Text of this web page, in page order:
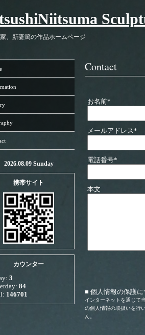
、新妻篤の作品ホームページ
Contact
お名前*
メールアドレス*
電話番号*
本文
■ 個人情報の保護に
インターネットを通じて
の個人情報の取扱いを行
ん。
2026.08.09 Sunday
携帯サイト
カウンター
3
84
146701